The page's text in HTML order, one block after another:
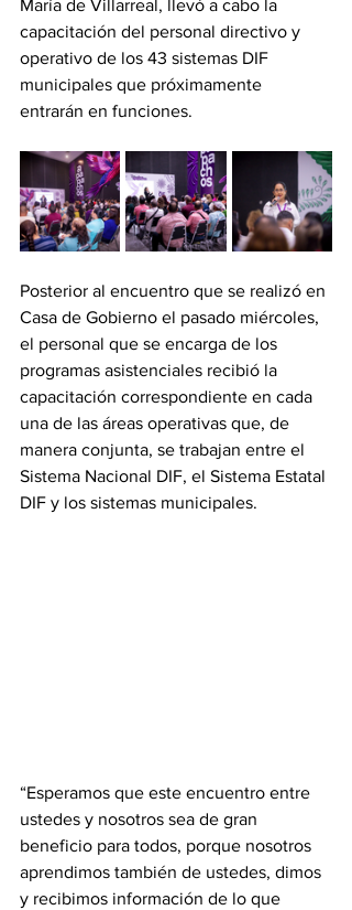
María de Villarreal, llevó a cabo la
capacitación del personal directivo y
operativo de los 43 sistemas DIF
municipales que próximamente
entrarán en funciones.
Posterior al encuentro que se realizó en
Casa de Gobierno el pasado miércoles,
el personal que se encarga de los
programas asistenciales recibió la
capacitación correspondiente en cada
una de las áreas operativas que, de
manera conjunta, se trabajan entre el
Sistema Nacional DIF, el Sistema Estatal
DIF y los sistemas municipales.
“Esperamos que este encuentro entre
ustedes y nosotros sea de gran
beneficio para todos, porque nosotros
aprendimos también de ustedes, dimos
y recibimos información de lo que